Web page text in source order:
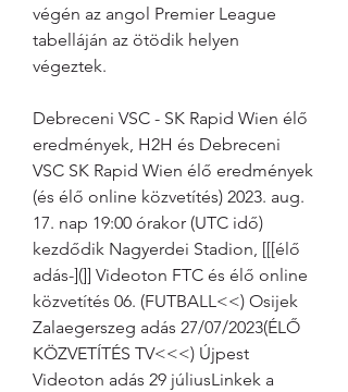
végén az angol Premier League
tabelláján az ötödik helyen
végeztek.
Debreceni VSC - SK Rapid Wien élő
eredmények, H2H és Debreceni
VSC SK Rapid Wien élő eredmények
(és élő online közvetítés) 2023. aug.
17. nap 19:00 órakor (UTC idő)
kezdődik Nagyerdei Stadion, [[[élő
adás-](]] Videoton FTC és élő online
közvetítés 06. (FUTBALL<<) Osijek
Zalaegerszeg adás 27/07/2023(ÉLŐ
KÖZVETÍTÉS TV<<<) Újpest
Videoton adás 29 júliusLinkek a